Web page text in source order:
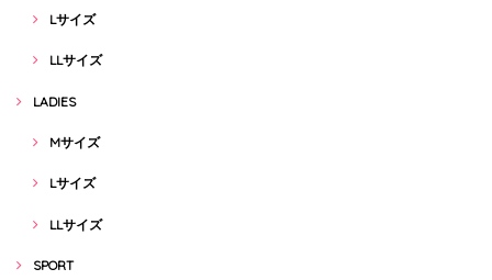
Lサイズ
LLサイズ
LADIES
Mサイズ
Lサイズ
LLサイズ
SPORT